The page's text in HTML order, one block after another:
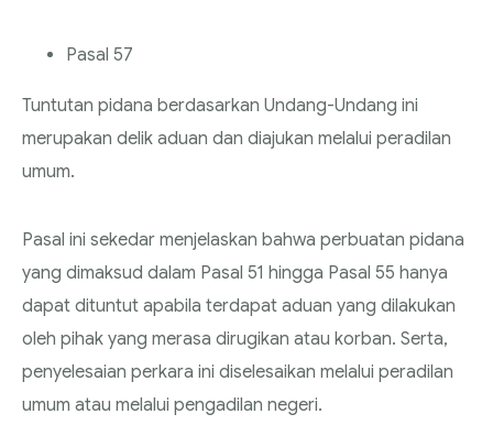
Pasal 57
Tuntutan pidana berdasarkan Undang-Undang ini
merupakan delik aduan dan diajukan melalui peradilan
umum.
Pasal ini sekedar menjelaskan bahwa perbuatan pidana
yang dimaksud dalam Pasal 51 hingga Pasal 55 hanya
dapat dituntut apabila terdapat aduan yang dilakukan
oleh pihak yang merasa dirugikan atau korban. Serta,
penyelesaian perkara ini diselesaikan melalui peradilan
umum atau melalui pengadilan negeri.